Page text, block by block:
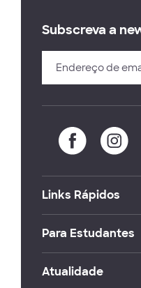
Subscreva a
Links Rápidos
Para Estudantes
Atualidade